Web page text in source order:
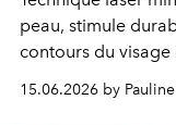
peau, stimule
contours du
15.06.2026 by